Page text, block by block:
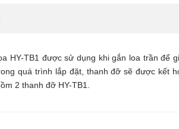
HY-TB1 được sử dụng khi gắn loa trần để
quá trình lắp đặt, thanh đỡ sẽ được kết
2 thanh đỡ HY-TB1.